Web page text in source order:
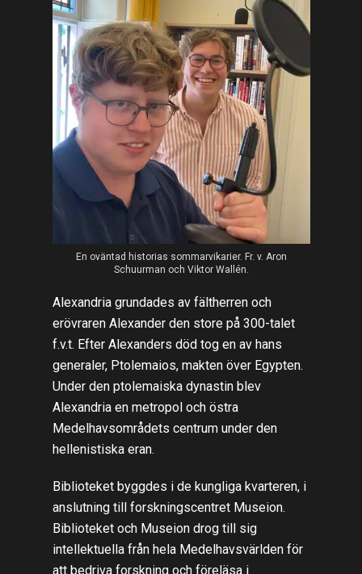
En oväntad historias sommarvikarier. Fr. v. Aron
Schuurman och Viktor Wallén.
Alexandria grundades av fältherren och
erövraren Alexander den store på 300-talet
f.v.t. Efter Alexanders död tog en av hans
generaler, Ptolemaios, makten över Egypten.
Under den ptolemaiska dynastin blev
Alexandria en metropol och östra
Medelhavsområdets centrum under den
hellenistiska eran.
Biblioteket byggdes i de kungliga kvarteren, i
anslutning till forskningscentret Museion.
Biblioteket och Museion drog till sig
intellektuella från hela Medelhavsvärlden för
att bedriva forskning och föreläsa i